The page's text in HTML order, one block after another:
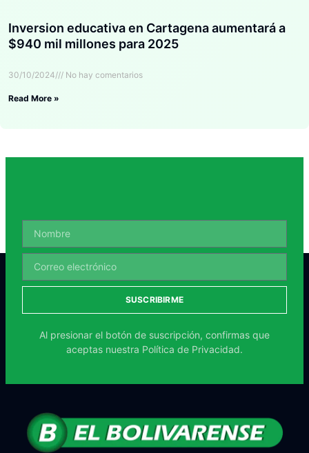
Inversion educativa en Cartagena aumentará a
$940 mil millones para 2025
30/10/2024 No hay comentarios
Read More »
SUSCRIBIRME
Al presionar el botón de suscripción, confirmas que
aceptas nuestra Política de Privacidad.